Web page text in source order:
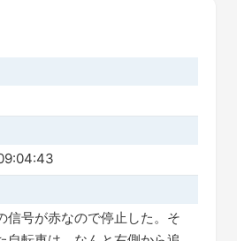
信号が赤なので停止した。そ